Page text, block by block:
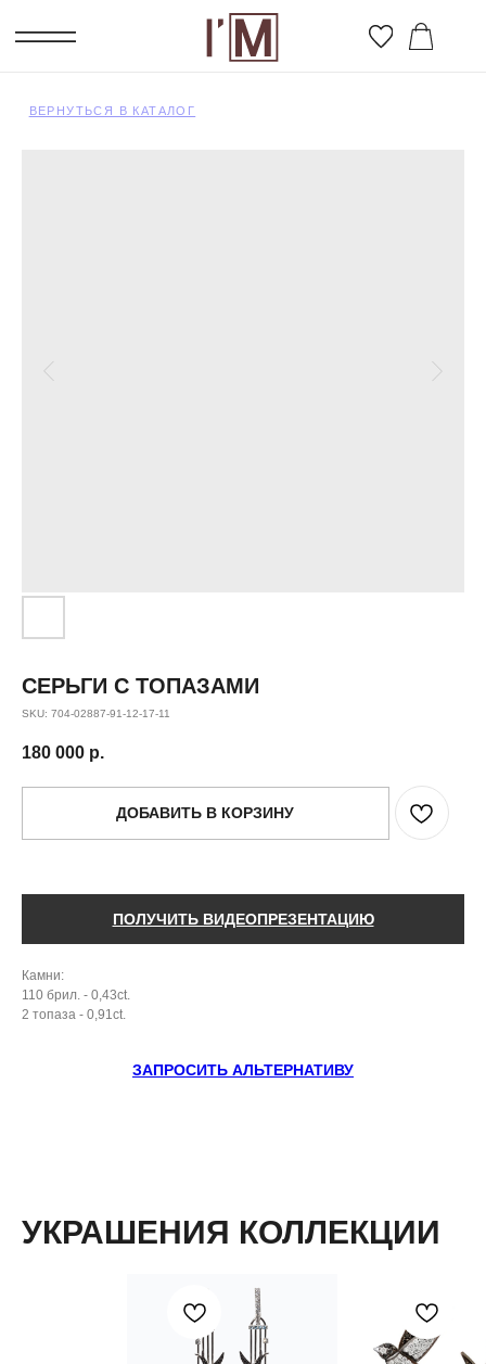
СЕРЬГИ С ТОПАЗАМИ
SKU: 704-02887-91-12-17-11
180 000 р.
ДОБАВИТЬ В КОРЗИНУ
ПОЛУЧИТЬ ВИДЕОПРЕЗЕНТАЦИЮ
Камни:
110 брил. - 0,43ct.
2 топаза - 0,91ct.
ЗАПРОСИТЬ АЛЬТЕРНАТИВУ
УКРАШЕНИЯ КОЛЛЕКЦИИ